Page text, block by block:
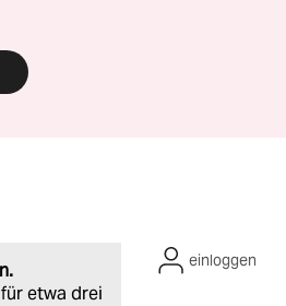
etwa drei
einloggen